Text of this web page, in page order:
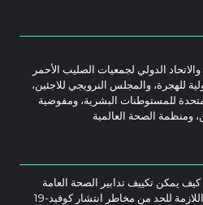
والاتحاد الدولي لجمعيات الصليب الأحمر
للهجرة، والمجلس النرويجي للاجئين،
للمستوطنات البشرية، ومفوضية
ومنظمة الصحة العالمية
يمكن تكييف تدابير الصحة العامة
والتدابير الاجتماعية الرئيسية اللازمة للحد من مخاطر انتشار كوفيد-19